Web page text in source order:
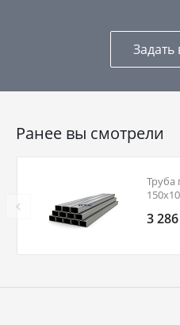
Задать
Ранее вы смотрели
Труба
3